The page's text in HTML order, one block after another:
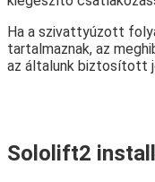
Ha a szivattyúzott
tartalmaznak, az
az általunk biztosított
Sololift2